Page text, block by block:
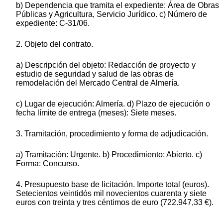
b) Dependencia que tramita el expediente: Área de Obras
Públicas y Agricultura, Servicio Jurídico. c) Número de
expediente: C-31/06.
2. Objeto del contrato.
a) Descripción del objeto: Redacción de proyecto y
estudio de seguridad y salud de las obras de
remodelación del Mercado Central de Almería.
c) Lugar de ejecución: Almería. d) Plazo de ejecución o
fecha límite de entrega (meses): Siete meses.
3. Tramitación, procedimiento y forma de adjudicación.
a) Tramitación: Urgente. b) Procedimiento: Abierto. c)
Forma: Concurso.
4. Presupuesto base de licitación. Importe total (euros).
Setecientos veintidós mil novecientos cuarenta y siete
euros con treinta y tres céntimos de euro (722.947,33 €).